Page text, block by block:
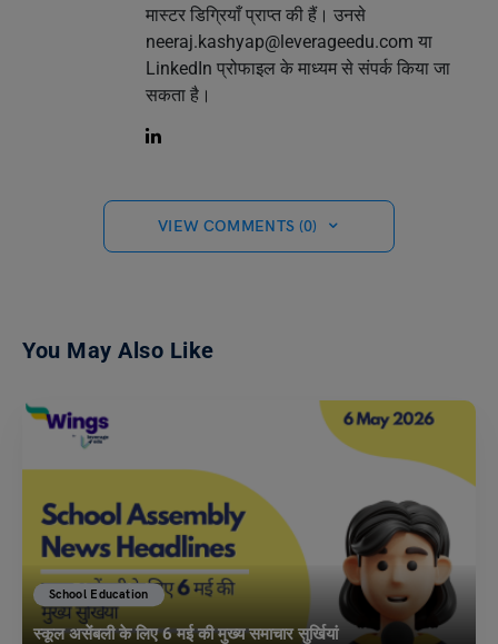
मास्टर डिग्रियाँ प्राप्त की हैं। उनसे
neeraj.kashyap@leverageedu.com या
LinkedIn प्रोफाइल के माध्यम से संपर्क किया जा
सकता है।
VIEW COMMENTS (0)
You May Also Like
School Education
स्कूल असेंबली के लिए 6 मई की मुख्य समाचार सुर्खियां